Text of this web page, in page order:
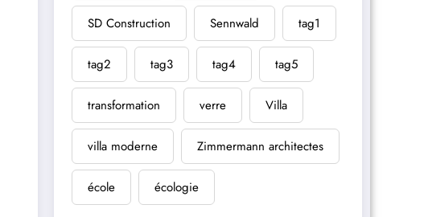
SD Construction Sennwald tag1
tag2 tag3 tag4 tag5
transformation verre Villa
villa moderne Zimmermann architectes
école écologie